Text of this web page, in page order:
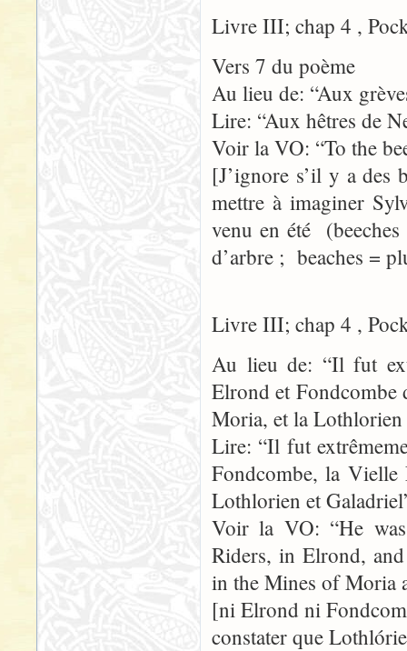
Livre III; chap 4 ,
Vers 7 du poème
Au lieu de: “Aux
Lire: “Aux hêtres de
Voir la VO: “To the
[J’ignore s’il y a des
mettre à imaginer
venu en été
d’arbre ; beaches =
Livre III; chap 4 ,
Au lieu de: “Il fut
Elrond et Fondcombe
Moria, et la
Lire: “Il fut
Fondcombe, la
Lothlorien et
Voir la VO: “He
Riders, in Elrond,
in the Mines of Moria
[ni Elrond ni
constater que